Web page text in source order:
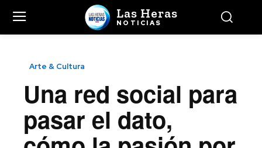
Las Heras
NOTICIAS
Arte & Cultura
Una red social para
pasar el dato,